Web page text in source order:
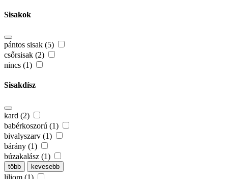
Sisakok
pántos sisak (5)
csőrsisak (2)
nincs (1)
Sisakdísz
kard (2)
babérkoszorú (1)
bivalyszarv (1)
bárány (1)
búzakalász (1)
több kevesebb
liliom (1)